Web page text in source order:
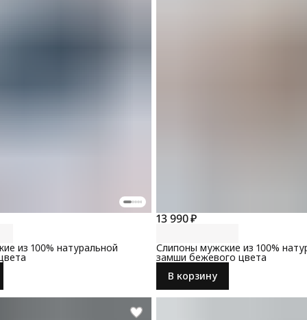
из 100% натуральной
13 990 ₽
Слипоны мужские из 100%
замши бежевого цвета
В корзину